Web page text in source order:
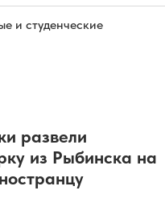
и студенческие
развели
из Рыбинска на